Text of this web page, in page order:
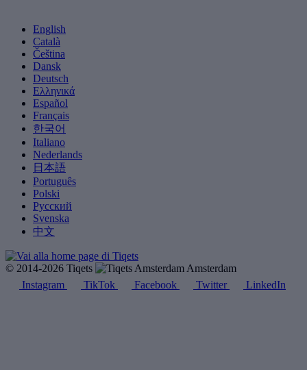
English
Català
Čeština
Dansk
Deutsch
Ελληνικά
Español
Français
한국어
Italiano
Nederlands
日本語
Português
Polski
Русский
Svenska
中文
© 2014-2026 Tiqets
Amsterdam
Instagram
TikTok Facebook Twitter LinkedIn